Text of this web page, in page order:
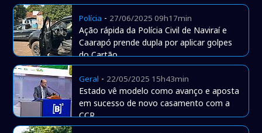
Polícia - 27/06/2025 09h17min
Ação rápida da Polícia Civil de Naviraí e
Caarapó prende dupla por aplicar golpes
do Cartão
Geral - 22/05/2025 15h43min
Estado vê modelo como avanço e aposta
em sucesso de novo casamento com a
CCR